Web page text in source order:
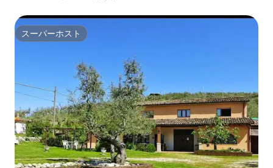
スーパーホスト
スーパーホスト